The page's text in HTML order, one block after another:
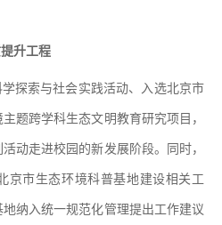
升工程
探索与社会实践活动、入选北京市
题跨学科生态文明教育研究项目，
动走进校园的新发展阶段。同时，
京市生态环境科普基地建设相关工
纳入统一规范化管理提出工作建议